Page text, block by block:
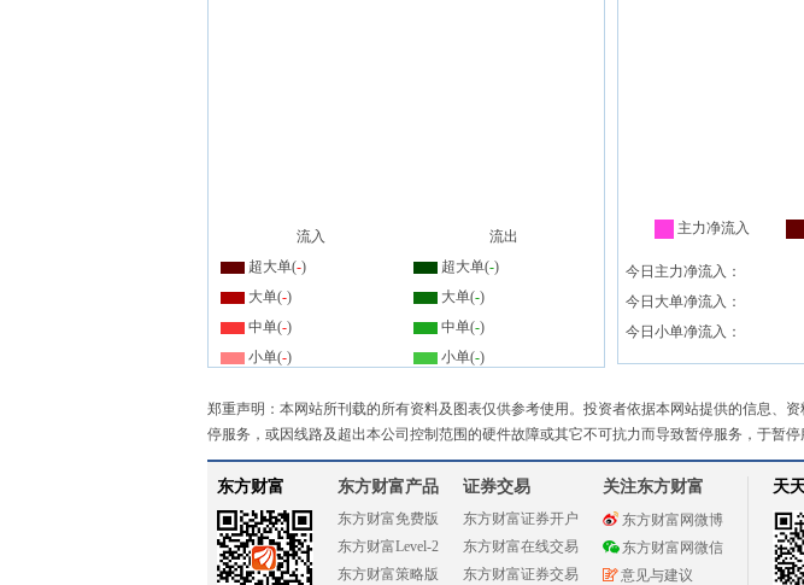
流入
流出
超大单(-) 超大单(-)
大单(-) 大单(-)
中单(-) 中单(-)
小单(-) 小单(-)
主力净流入
今日主力净流入：
今日大单净流入：
今日小单净流入：
郑重声明：本网站所刊载的所有资料及图表仅供参考使用。投资者依据本网站提供的信息、
停服务，或因线路及超出本公司控制范围的硬件故障或其它不可抗力而导致暂停服务，于暂
东方财富 东方财富产品
东方财富免费版
东方财富Level-2
东方财富策略版
证券交易
东方财富证券开户
东方财富在线交易
东方财富证券交易
关注东方财富
东方财富网微博
东方财富网微信
意见与建议
天